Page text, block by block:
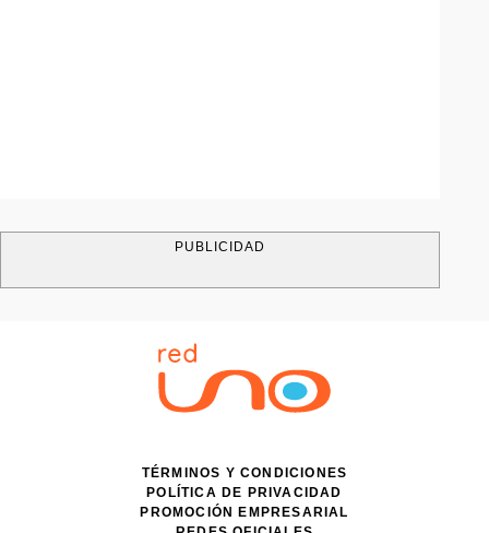
PUBLICIDAD
TÉRMINOS Y CONDICIONES
POLÍTICA DE PRIVACIDAD
PROMOCIÓN EMPRESARIAL